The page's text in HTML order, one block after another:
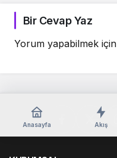
Bir Cevap Yaz
Yorum yapabilmek için
Anasayfa Akış